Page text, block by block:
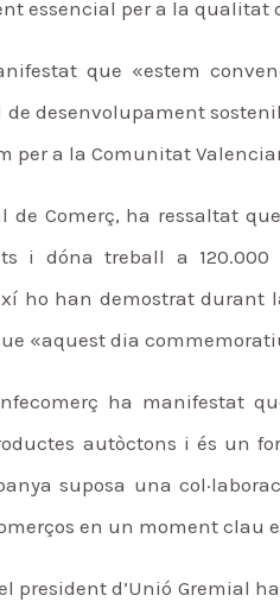
essencial per a la qualitat
que «estem
desenvolupament
per a la Comunitat
de Comerç, ha ressaltat
i dóna treball a
ho han demostrat durant
«aquest dia
ha manifestat
autòctons i és un
suposa una
en un moment clau
president d’Unió Gremial